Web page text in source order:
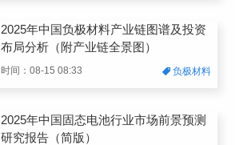
2025年中国负极材料产业链图谱及投资
布局分析（附产业链全景图）
时间：08-15 08:33 负极材料
2025年中国固态电池行业市场前景预测
研究报告（简版）